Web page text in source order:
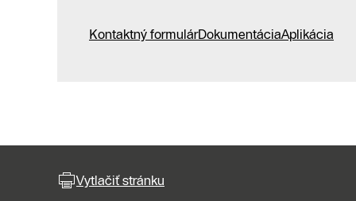
Kontaktný formulárDokumentáciaAplikácia
Vytlačiť stránku